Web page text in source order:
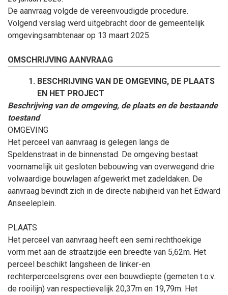
De aanvraag volgde de vereenvoudigde procedure.
Volgend verslag werd uitgebracht door de gemeentelijk
omgevingsambtenaar op 13 maart 2025.
OMSCHRIJVING AANVRAAG
BESCHRIJVING VAN DE OMGEVING, DE PLAATS
EN HET PROJECT
Beschrijving van de omgeving, de plaats en de bestaande
toestand
OMGEVING
Het perceel van aanvraag is gelegen langs de
Speldenstraat in de binnenstad. De omgeving bestaat
voornamelijk uit gesloten bebouwing van overwegend drie
volwaardige bouwlagen afgewerkt met zadeldaken. De
aanvraag bevindt zich in de directe nabijheid van het Edward
Anseeleplein.
PLAATS
Het perceel van aanvraag heeft een semi rechthoekige
vorm met aan de straatzijde een breedte van 5,62m. Het
perceel beschikt langsheen de linker-en
rechterperceelsgrens over een bouwdiepte (gemeten t.o.v.
de rooilijn) van respectievelijk 20,37m en 19,79m. Het